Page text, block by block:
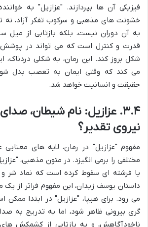
فیزیکی آن ها بپردازند. "عزازیل" به
خشونت های مذهبی و سرکوب تفکر آزاد، نه
به آن دوران نیست، بلکه بازتابی از میل
قدرت و کنترل است که می تواند در
شکل بروز کند. این رمان، به شکلی دردناک،
می کند که وقتی ایمان به تعصب بدل
حقیقت و انسانیت خواهد شد.
۳.۴. عزازیل: نام شیطان،
نیروی تقدیر؟
مفهوم "عزازیل" در رمان، لایه های معنایی
مختلفی را برمی انگیزد. در متون مذهبی،
یا فرشته ای سقوط کرده است که نماد شر و
داستان یوسف زیدان، این مفهوم فراتر از یک
می رود. برای هیپا، "عزازیل" در ابتدا
گری بیرونی ظاهر شود، اما به تدریج به
ناخودآگاهش، و به بازتابی از کشمکش